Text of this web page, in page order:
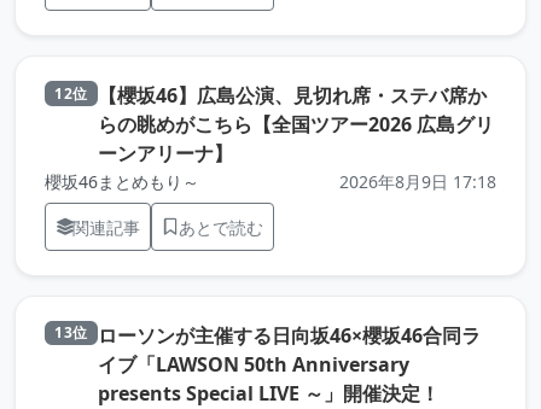
12位
【櫻坂46】広島公演、見切れ席・ステバ席か
らの眺めがこちら【全国ツアー2026 広島グリ
ーンアリーナ】
櫻坂46まとめもり～
2026年8月9日 17:18
関連記事
あとで読む
13位
ローソンが主催する日向坂46×櫻坂46合同ラ
イブ「LAWSON 50th Anniversary
presents Special LIVE ～」開催決定！